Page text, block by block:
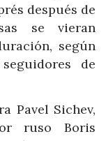
después de
se vieran
según
de
Pavel Sichev,
ruso Boris